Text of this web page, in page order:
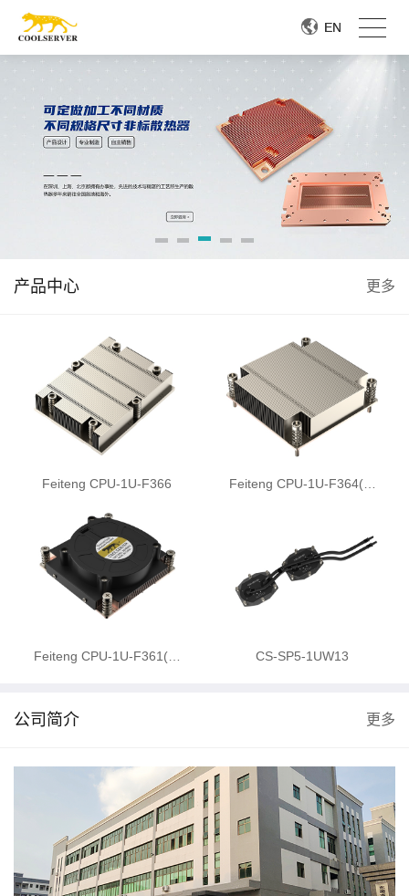
EN
EN
产品中心 更多
Feiteng CPU-1U-F366 Feiteng CPU-1U-F364(…
Feiteng CPU-1U-F361(… CS-SP5-1UW13
公司简介 更多